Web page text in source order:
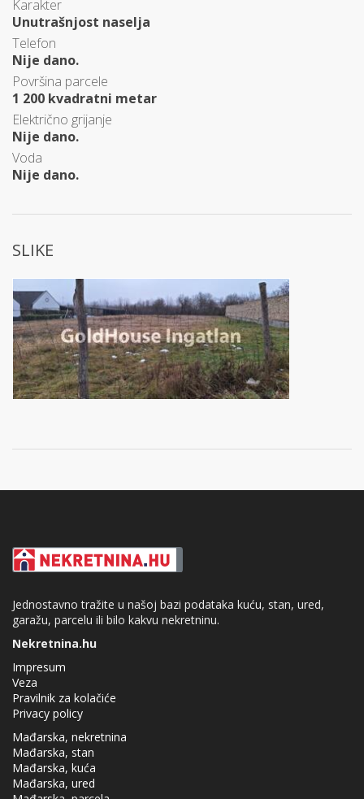
Karakter
Unutrašnjost naselja
Telefon
Nije dano.
Površina parcele
1 200 kvadratni metar
Električno grijanje
Nije dano.
Voda
Nije dano.
SLIKE
Jednostavno tražite u našoj bazi podataka kuću, stan, ured,
garažu, parcelu ili bilo kakvu nekretninu.
Nekretnina.hu
Impresum
Veza
Pravilnik za kolačiće
Privacy policy
Mađarska, nekretnina
Mađarska, stan
Mađarska, kuća
Mađarska, ured